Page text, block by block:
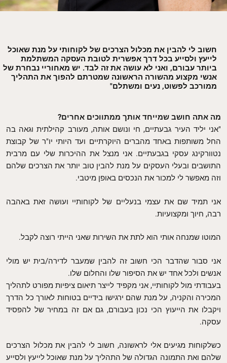
חשוב לי להבין את מכלול הצרכים של לקוחותי על מנת שאוכל
לייעץ ולסייע בכל דרך אפשרית לטובת העסקה המשתלמת
ביותר עבורם, ואני לא עושה את זה לבד. יש מאחוריי נבחרת של
אנשי מקצוע מהשורה הראשונה שמטרתם להפוך את התהליך
ממורכב לפשוט, נעים ומשתלם"
מה אתה חושב שמייחד אותך ממתווכים אחרים?
"אני יליד העיר גבעתיים, חי ונושם אותה, מעורב קהילתית וגאה בה
החל משותפות באחד מהברים היוקרתיים ועד היותי יו"ר של קבוצת
נטוורקינג עסקי בגבעתיים. אני מנצל את ההיכרות שלי עם מרבית
התושבים ובעלי העסקים על מנת להבין טוב יותר את הצרכים שלהם
וזה מאפשר לי למכור את הנכסים באופן מיטבי.
אני תמיד שם את עצמי בנעליים של לקוחותיי ועושה זאת באהבה
רבה, חיוך ומקצועיות.
המוטו שמנחה אותי הוא לתת את השירות שאני הייתי רוצה לקבל.
אני סבור שהדבר הכי חשוב זה להבין שמעבר לדירה/בית יש מולי
אנשים ולכל אחד יש את הסיפור שלו והחלום שלו.
בעבודתי מול לקוחותיי, אני מקפיד לייצר תיאום ציפיות מפורט לתהליך
המכירה והקניה, על מנת שהם ירגישו בידיים בטוחות לאורך כל הדרך
ויקבלו את הייעוץ הכי נכון בעבורם, גם אם זה במחיר של להפסיד
עסקה.
כשלקוחות מגיעים אלי לראשונה, חשוב לי להבין את מכלול הצרכים
שלהם ואת התמונה הגדולה של התהליך על מנת שאוכל לייעץ ולסייע